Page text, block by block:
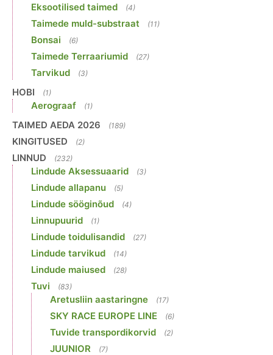
Eksootilised taimed (4)
Taimede muld-substraat (11)
Bonsai (6)
Taimede Terraariumid (27)
Tarvikud (3)
HOBI (1)
Aerograaf (1)
TAIMED AEDA 2026 (189)
KINGITUSED (2)
LINNUD (232)
Lindude Aksessuaarid (3)
Lindude allapanu (5)
Lindude sööginõud (4)
Linnupuurid (1)
Lindude toidulisandid (27)
Lindude tarvikud (14)
Lindude maiused (28)
Tuvi (83)
Aretusliin aastaringne (17)
SKY RACE EUROPE LINE (6)
Tuvide transpordikorvid (2)
JUUNIOR (7)